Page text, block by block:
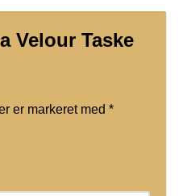
Velour Taske
er markeret med *